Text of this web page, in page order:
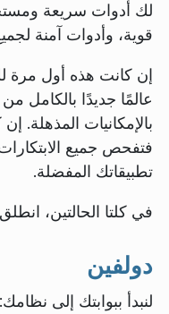
لك أدوات سريعة
قوية، وأدوات آمنة
إن كانت هذه أول مرة
عالمًا جديدًا بالكامل من
بالإمكانيات المذهلة.
فتفحص جميع
تطبيقاتك المفضلة.
في كلتا الحالتين،
دولفين
لنبدأ ببوابتك إلى